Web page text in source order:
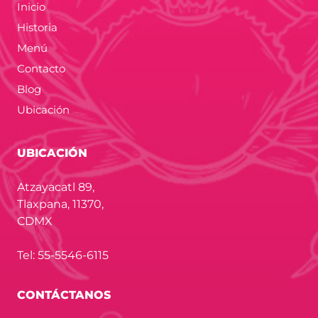
Inicio
Historia
Menú
Contacto
Blog
Ubicación
UBICACIÓN
Atzayacatl 89,
Tlaxpana, 11370,
CDMX
Tel: 55-5546-6115
CONTÁCTANOS